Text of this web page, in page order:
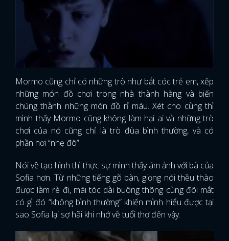
Mormo cũng chỉ có những trò như bắt cóc trẻ em, xếp
những món đồ chơi trong nhà thành hàng và biến
chúng thành những món đồ rỉ máu. Xét cho cùng thì
mình thấy Mormo cũng không làm hại ai và những trò
chơi của nó cũng chỉ là trò đùa bình thường, và có
phần hơi “nhẹ đô”.
Nói về tạo hình thì thực sự mình thấy ám ảnh với bà của
Sofia hơn. Từ những tiếng gõ bàn, giọng nói thều thào
được làm rè đi, mái tóc dài buông thõng cùng đôi mắt
có gì đó “không bình thường” khiến mình hiểu được tại
sao Sofia lại sợ hãi khi nhớ về tuổi thơ đến vậy.